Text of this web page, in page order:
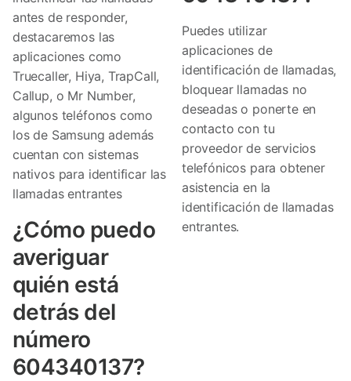
antes de responder,
destacaremos las
aplicaciones como
Truecaller, Hiya, TrapCall,
Callup, o Mr Number,
algunos teléfonos como
los de Samsung además
cuentan con sistemas
nativos para identificar las
llamadas entrantes
¿Cómo puedo
averiguar
quién está
detrás del
número
604340137?
Puedes utilizar
aplicaciones de
identificación de llamadas,
bloquear llamadas no
deseadas o ponerte en
contacto con tu
proveedor de servicios
telefónicos para obtener
asistencia en la
identificación de llamadas
entrantes.